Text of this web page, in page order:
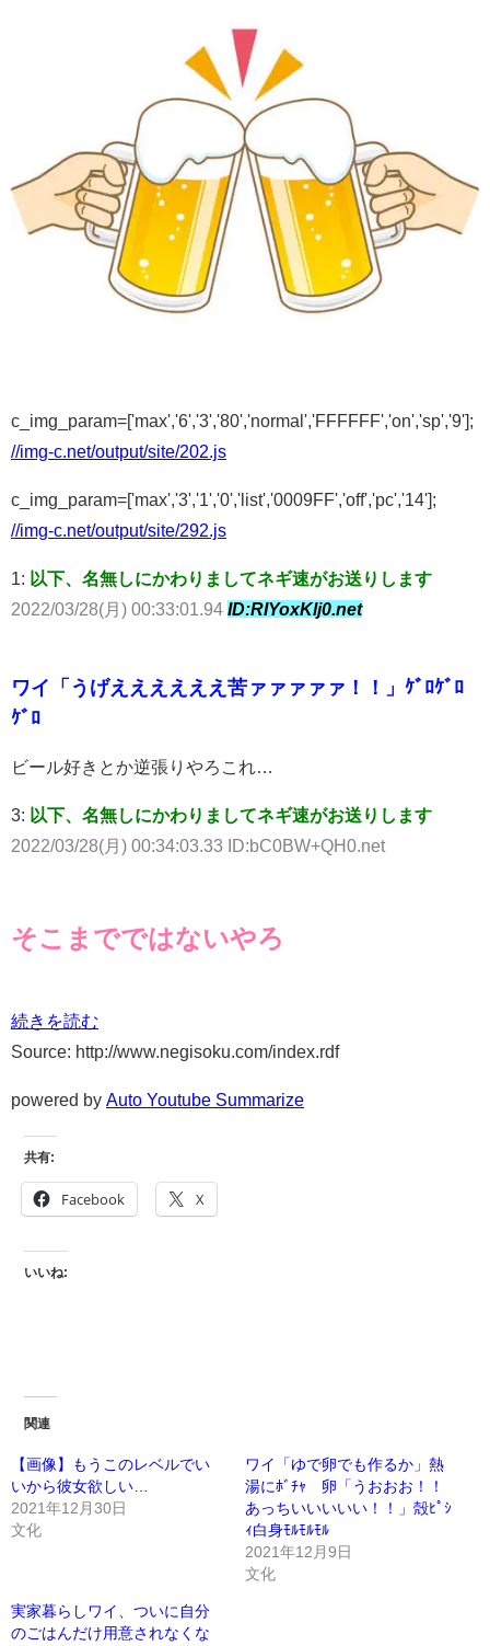
c_img_param=['max','6','3','80','normal','FFFFFF','on','sp','9'];
//img-c.net/output/site/202.js
c_img_param=['max','3','1','0','list','0009FF','off','pc','14'];
//img-c.net/output/site/292.js
1: 以下、名無しにかわりましてネギ速がお送りします
2022/03/28(月) 00:33:01.94 ID:RIYoxKlj0.net
ワイ「うげええええええ苦ァァァァァ！！」ｹﾞﾛｹﾞﾛ
ｹﾞﾛ
ビール好きとか逆張りやろこれ…
3: 以下、名無しにかわりましてネギ速がお送りします
2022/03/28(月) 00:34:03.33 ID:bC0BW+QH0.net
そこまでではないやろ
続きを読む
Source: http://www.negisoku.com/index.rdf
powered by Auto Youtube Summarize
共有:
Facebook X
いいね:
関連
【画像】もうこのレベルでい
いから彼女欲しい…
2021年12月30日
文化
ワイ「ゆで卵でも作るか」熱
湯にﾎﾞﾁｬ 卵「うおおお！！
あっちいいいいい！！」殻ﾋﾟｼ
ｨ白身ﾓﾙﾓﾙﾓﾙ
2021年12月9日
文化
実家暮らしワイ、ついに自分
のごはんだけ用意されなくな